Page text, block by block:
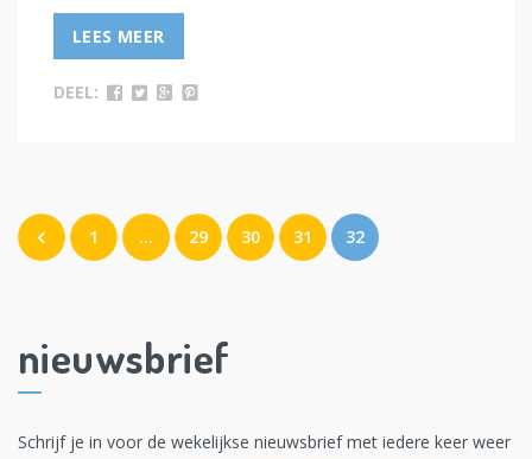
LEES MEER
DEEL:
1 … 29 30 31 32
nieuwsbrief
Schrijf je in voor de wekelijkse nieuwsbrief met iedere keer weer